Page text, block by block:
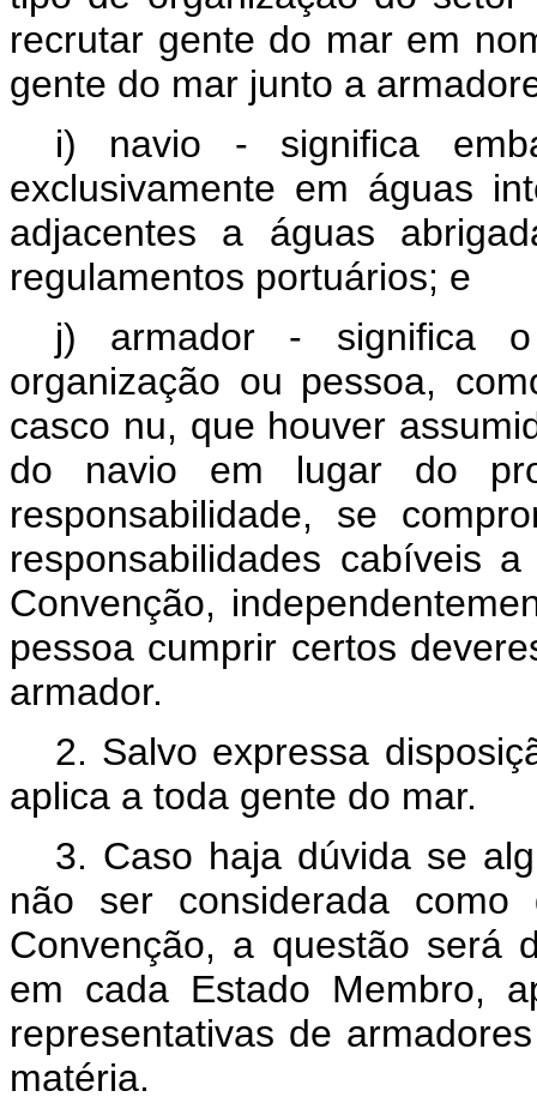
recrutar gente do mar em
gente do mar junto a
i) navio - significa
exclusivamente em águas
adjacentes a águas
regulamentos portuários; e
j) armador - significa
organização ou pessoa,
casco nu, que houver
do navio em lugar do
responsabilidade, se
responsabilidades cabíveis
Convenção,
pessoa cumprir certos
armador.
2. Salvo expressa
aplica a toda gente do mar.
3. Caso haja dúvida se
não ser considerada
Convenção, a questão será
em cada Estado Membro,
representativas de
matéria.